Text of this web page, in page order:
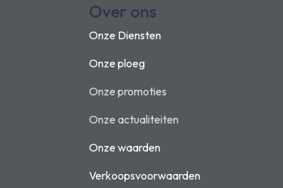
Over ons
Onze Diensten
Onze ploeg
Onze promoties
Onze actualiteiten
Onze waarden
Verkoopsvoorwaarden